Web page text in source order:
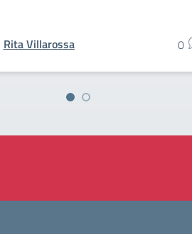
Rita Villarossa 0